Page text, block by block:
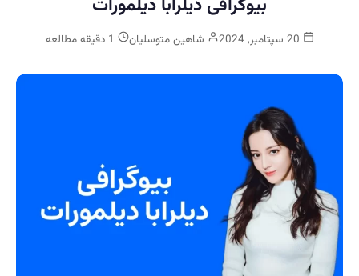
بیوگرافی دیلرابا دیلمورات
شاهین متوسلیان